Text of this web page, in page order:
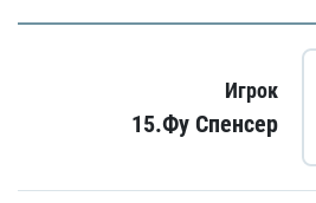
Игрок
15.Фу Спенсер